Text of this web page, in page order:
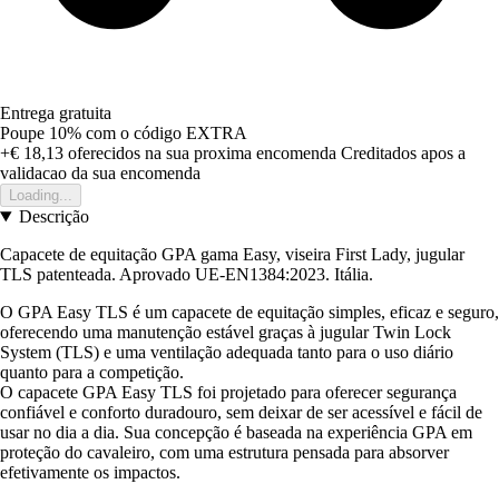
Entrega gratuita
Poupe 10% com o código EXTRA
+€ 18,13 oferecidos na sua proxima encomenda Creditados apos a
validacao da sua encomenda
Loading...
Descrição
Capacete de equitação GPA gama Easy, viseira First Lady, jugular
TLS patenteada. Aprovado UE-EN1384:2023. Itália.
O GPA Easy TLS é um capacete de equitação simples, eficaz e seguro,
oferecendo uma manutenção estável graças à jugular Twin Lock
System (TLS) e uma ventilação adequada tanto para o uso diário
quanto para a competição.
O capacete GPA Easy TLS foi projetado para oferecer segurança
confiável e conforto duradouro, sem deixar de ser acessível e fácil de
usar no dia a dia. Sua concepção é baseada na experiência GPA em
proteção do cavaleiro, com uma estrutura pensada para absorver
efetivamente os impactos.